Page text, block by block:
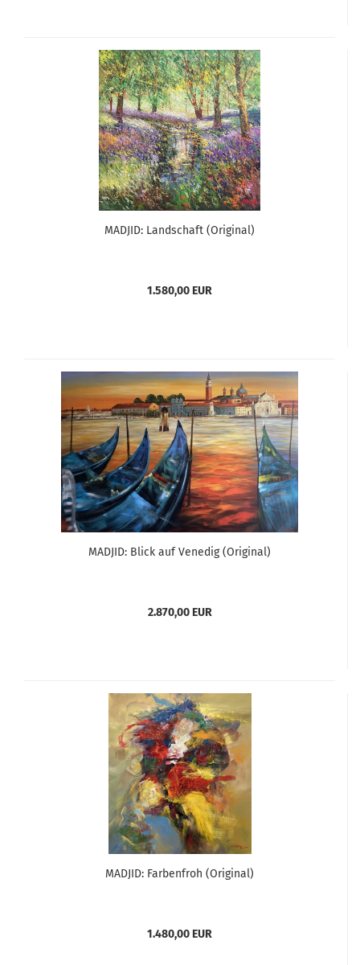
MADJID: Landschaft (Original)
1.580,00 EUR
MADJID: Blick auf Venedig (Original)
2.870,00 EUR
MADJID: Farbenfroh (Original)
1.480,00 EUR